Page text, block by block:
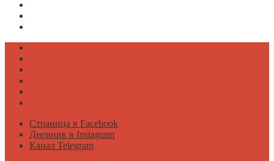
Страница в Facebook
Дневник в Instagram
Канал Telegram